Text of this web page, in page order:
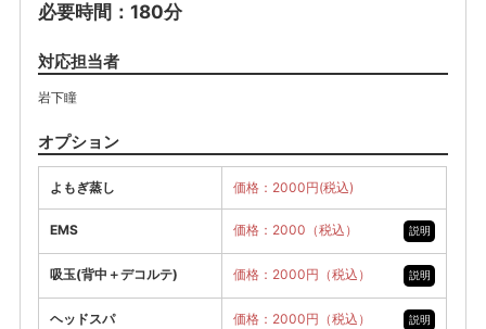
必要時間：180分
対応担当者
岩下瞳
オプション
よもぎ蒸し 価格：2000円(税込)
EMS 説明
価格：2000（税込）
吸玉(背中＋デコルテ) 説明
価格：2000円（税込）
ヘッドスパ 説明
価格：2000円（税込）